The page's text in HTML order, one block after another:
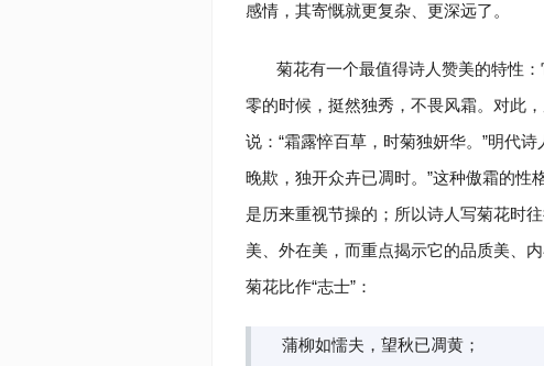
感情，其寄慨就更复杂、更深远了。
菊花有一个最值得诗人赞美的特性
零的时候，挺然独秀，不畏风霜。对此
说：“霜露悴百草，时菊独妍华。”明代
晚欺，独开众卉已凋时。”这种傲霜的性
是历来重视节操的；所以诗人写菊花时
美、外在美，而重点揭示它的品质美、
菊花比作“志士”：
蒲柳如懦夫，望秋已凋黄；